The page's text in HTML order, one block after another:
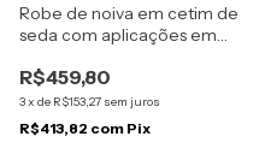
Robe de noiva em cetim de
seda com aplicações em
R$459,80
3x de R$153,27 sem juros
R$413,82 com Pix